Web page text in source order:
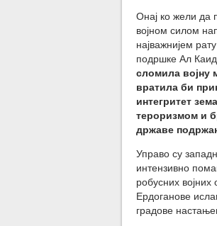
Онај ко жели да
војном силом
најважнијем
подршке Ал
сломила војну
вратила би
интегритет
тероризмом и
државе
Управо су
интензивно
робусних
Ердоганове
градове